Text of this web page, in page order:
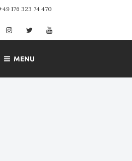
176 323 74 470
FacebookInstagramTwitter
MENU